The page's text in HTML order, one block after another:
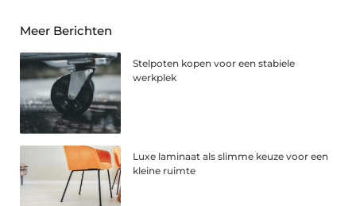
Meer Berichten
Stelpoten kopen voor een stabiele
werkplek
Luxe laminaat als slimme keuze voor een
kleine ruimte